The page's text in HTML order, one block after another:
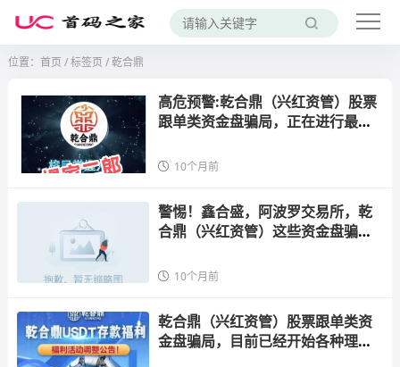
位置： 首页 /标签页 / 乾合鼎
高危预警:乾合鼎（兴红资管）股票
跟单类资金盘骗局，正在进行最后
10个月前
警惕！鑫合盛，阿波罗交易所，乾
合鼎（兴红资管）这些资金盘骗局
10个月前
乾合鼎（兴红资管）股票跟单类资
金盘骗局，目前已经开始各种理由